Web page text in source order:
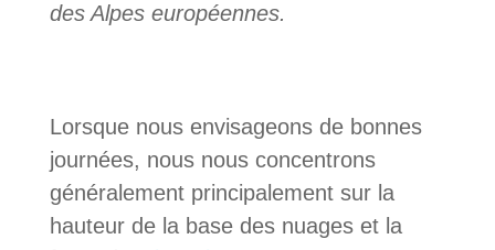
des Alpes européennes.
Lorsque nous envisageons de bonnes
journées, nous nous concentrons
généralement principalement sur la
hauteur de la base des nuages et la